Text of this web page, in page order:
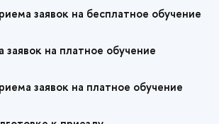
заявок на бесплатное обучение
заявок на платное обучение
заявок на платное обучение